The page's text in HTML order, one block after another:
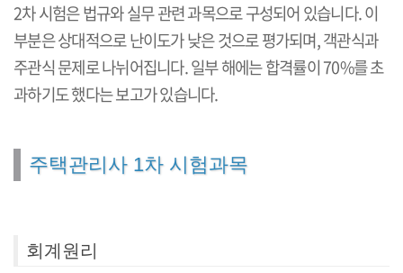
2차 시험은 법규와 실무 관련 과목으로 구성되어 있습니다. 이
부분은 상대적으로 난이도가 낮은 것으로 평가되며, 객관식과
주관식 문제로 나뉘어집니다. 일부 해에는 합격률이 70%를 초
과하기도 했다는 보고가 있습니다.
주택관리사 1차 시험과목
회계원리